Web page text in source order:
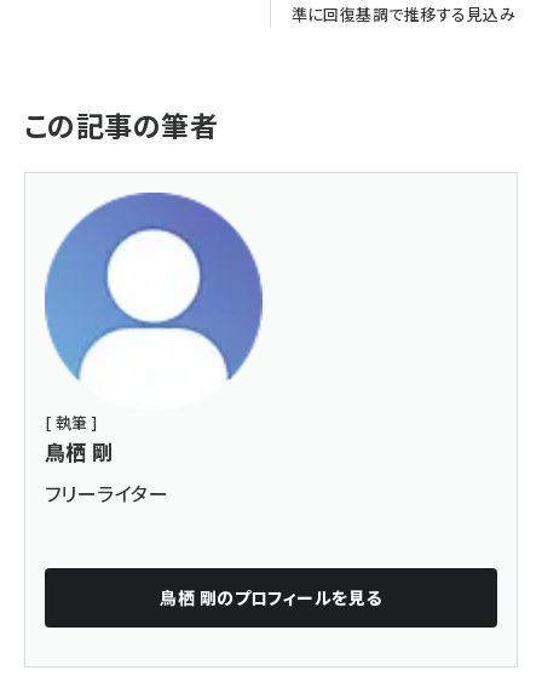
準に回復基調で推移する見込み
この記事の筆者
[ 執筆 ]
鳥栖 剛
フリーライター
鳥栖 剛のプロフィールを見る